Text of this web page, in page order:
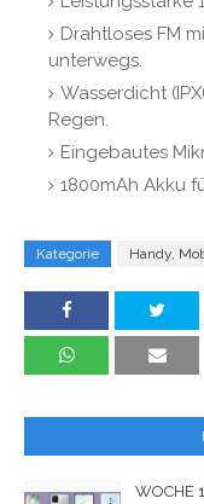
Drahtloses FM
unterwegs.
Wasserdicht
Regen.
Eingebautes
1800mAh Akku
Kategorie Handy,
WOCHE